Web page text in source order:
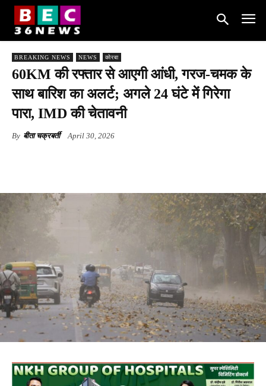
BREAKING NEWS NEWS कोरबा
60KM की रफ्तार से आएगी आंधी, गरज-चमक के
साथ बारिश का अलर्ट; अगले 24 घंटे में गिरेगा
पारा, IMD की चेतावनी
By बीता चक्रबर्ती April 30, 2026